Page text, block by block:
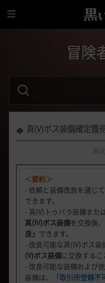
全
冒険
句
を
真(V)ボス装備確定獲
＜要約＞
- 依頼と装備改良を通じ
できます。
- 真(V)トゥバラ装備また
真(IV)ボス装備を交換後
良」 できます。
- 改良可能な真(IV)ボス装
(V)ボス装備に交換するこ
- 改良可能な装備および
装備は、
「取引所登録不